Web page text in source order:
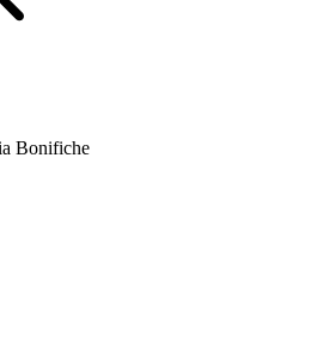
Bonifiche